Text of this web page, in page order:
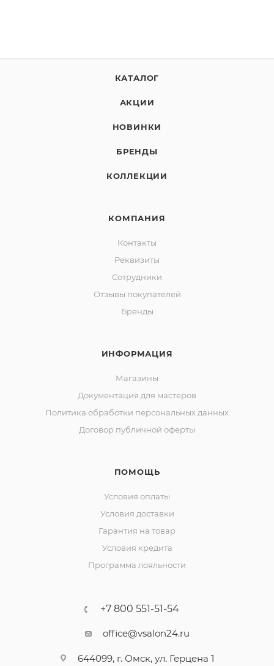
КАТАЛОГ
АКЦИИ
НОВИНКИ
БРЕНДЫ
КОЛЛЕКЦИИ
КОМПАНИЯ
Контакты
Реквизиты
Сотрудники
Отзывы покупателей
Бренды
ИНФОРМАЦИЯ
Магазины
Документация для мастеров
Политика обработки персональных данных
Договор публичной оферты
ПОМОЩЬ
Условия оплаты
Условия доставки
Гарантия на товар
Условия кредита
Программа лояльности
+7 800 551-51-54
office@vsalon24.ru
644099, г. Омск, ул. Герцена 1